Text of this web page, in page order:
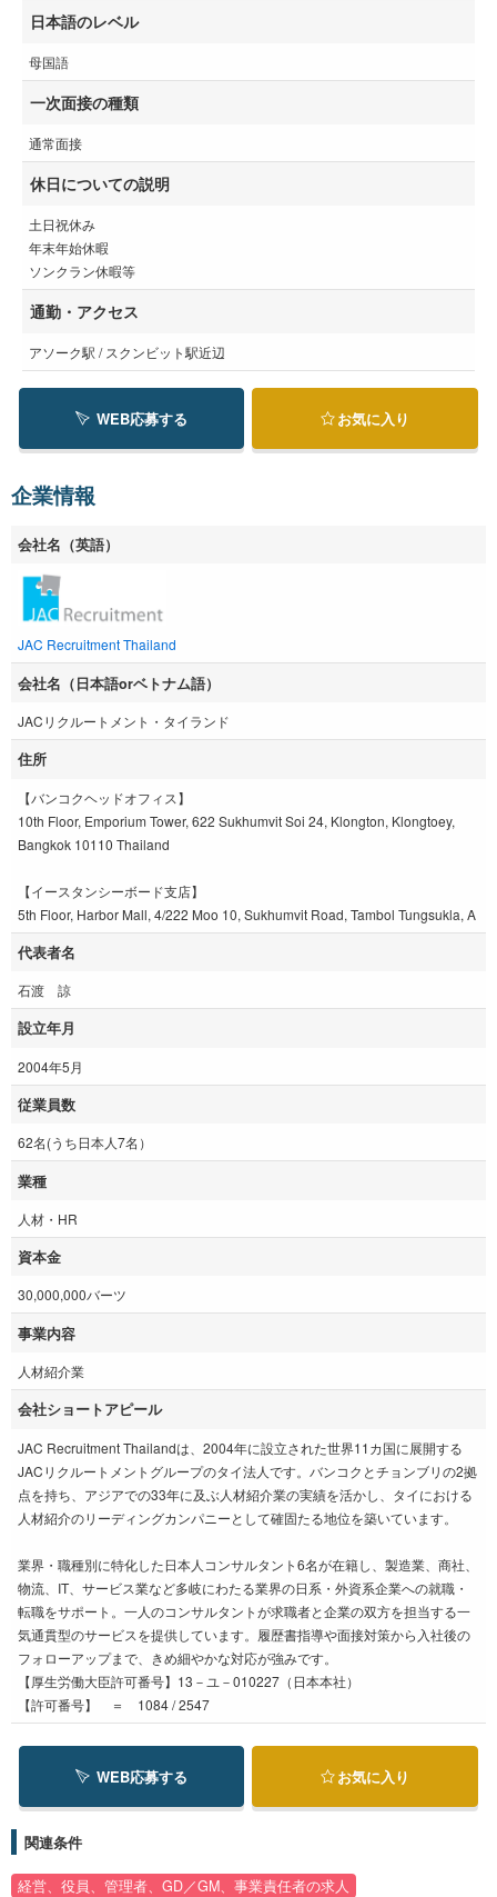
日本語のレベル
母国語
一次面接の種類
通常面接
休日についての説明
土日祝休み
年末年始休暇
ソンクラン休暇等
通勤・アクセス
アソーク駅 / スクンビット駅近辺
WEB応募する お気に入り
企業情報
会社名（英語）
JAC Recruitment Thailand
会社名（日本語orベトナム語）
JACリクルートメント・タイランド
住所
【バンコクヘッドオフィス】
10th Floor, Emporium Tower, 622 Sukhumvit Soi 24, Klongton, Klongtoey,
Bangkok 10110 Thailand
【イースタンシーボード支店】
5th Floor, Harbor Mall, 4/222 Moo 10, Sukhumvit Road, Tambol Tungsukla, A
代表者名
石渡 諒
設立年月
2004年5月
従業員数
62名(うち日本人7名）
業種
人材・HR
資本金
30,000,000バーツ
事業内容
人材紹介業
会社ショートアピール
JAC Recruitment Thailandは、2004年に設立された世界11カ国に展開する
JACリクルートメントグループのタイ法人です。バンコクとチョンブリの2拠
点を持ち、アジアでの33年に及ぶ人材紹介業の実績を活かし、タイにおける
人材紹介のリーディングカンパニーとして確固たる地位を築いています。
業界・職種別に特化した日本人コンサルタント6名が在籍し、製造業、商社、
物流、IT、サービス業など多岐にわたる業界の日系・外資系企業への就職・
転職をサポート。一人のコンサルタントが求職者と企業の双方を担当する一
気通貫型のサービスを提供しています。履歴書指導や面接対策から入社後の
フォローアップまで、きめ細やかな対応が強みです。
【厚生労働大臣許可番号】13－ユ－010227（日本本社）
【許可番号】 ＝ 1084 / 2547
WEB応募する お気に入り
関連条件
経営、役員、管理者、GD／GM、事業責任者の求人